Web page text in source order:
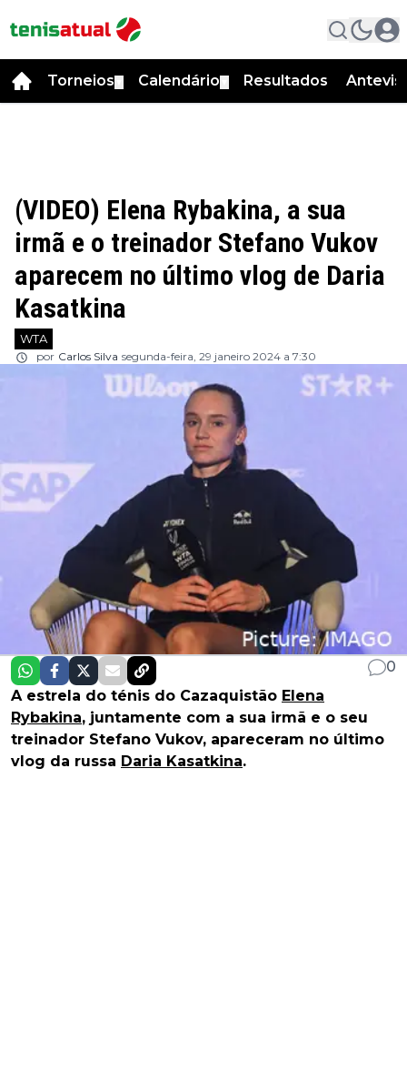
Torneios Calendário Resultados
(VIDEO) Elena Rybakina, a sua
irmã e o treinador Stefano Vukov
aparecem no último vlog de Daria
Kasatkina
WTA
por Carlos Silva segunda-feira, 29 janeiro 2024 a 7:30
0
A estrela do ténis do Cazaquistão Elena
Rybakina, juntamente com a sua irmã e o seu
treinador Stefano Vukov, apareceram no último
vlog da russa Daria Kasatkina.